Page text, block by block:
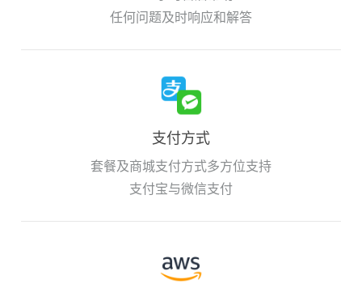
任何问题及时响应和解答
支付方式
套餐及商城支付方式多方位支持
支付宝与微信支付